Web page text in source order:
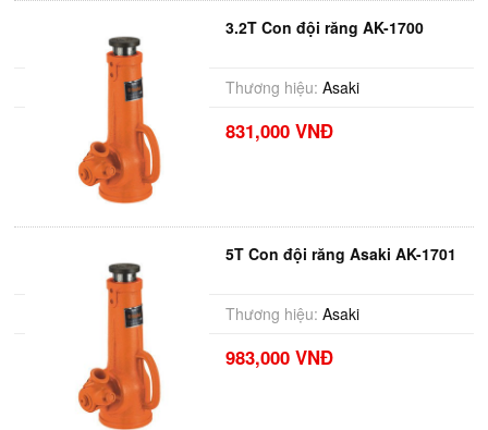
3.2T Con đội răng AK-1700
Thương hiệu: Asaki
831,000 VNĐ
5T Con đội răng Asaki AK-1701
Thương hiệu: Asaki
983,000 VNĐ